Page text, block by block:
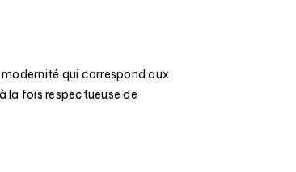
qui correspond aux
la fois respectueuse de